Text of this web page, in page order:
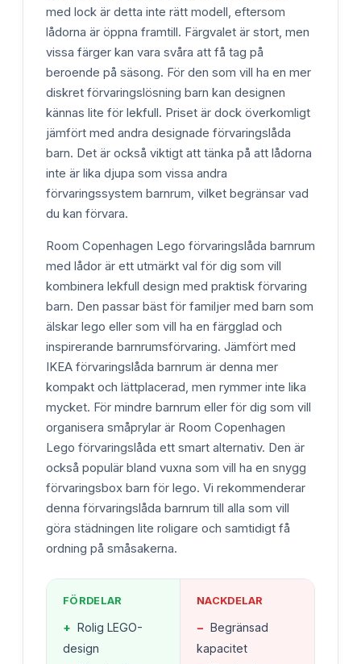
med lock är detta inte rätt modell, eftersom
lådorna är öppna framtill. Färgvalet är stort, men
vissa färger kan vara svåra att få tag på
beroende på säsong. För den som vill ha en mer
diskret förvaringslösning barn kan designen
kännas lite för lekfull. Priset är dock överkomligt
jämfört med andra designade förvaringslåda
barn. Det är också viktigt att tänka på att lådorna
inte är lika djupa som vissa andra
förvaringssystem barnrum, vilket begränsar vad
du kan förvara.
Room Copenhagen Lego förvaringslåda barnrum
med lådor är ett utmärkt val för dig som vill
kombinera lekfull design med praktisk förvaring
barn. Den passar bäst för familjer med barn som
älskar lego eller som vill ha en färgglad och
inspirerande barnrumsförvaring. Jämfört med
IKEA förvaringslåda barnrum är denna mer
kompakt och lättplacerad, men rymmer inte lika
mycket. För mindre barnrum eller för dig som vill
organisera småprylar är Room Copenhagen
Lego förvaringslåda ett smart alternativ. Den är
också populär bland vuxna som vill ha en snygg
förvaringsbox barn för lego. Vi rekommenderar
denna förvaringslåda barnrum till alla som vill
göra städningen lite roligare och samtidigt få
ordning på småsakerna.
FÖRDELAR
+ Rolig LEGO-
design
NACKDELAR
− Begränsad
kapacitet